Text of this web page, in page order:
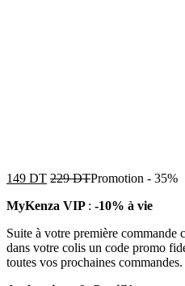
149 DT 229DTPromotion - 35%
MyKenza VIP : -10% à vie
Suite à votre première commande
dans votre colis un code promo
toutes vos prochaines commandes.